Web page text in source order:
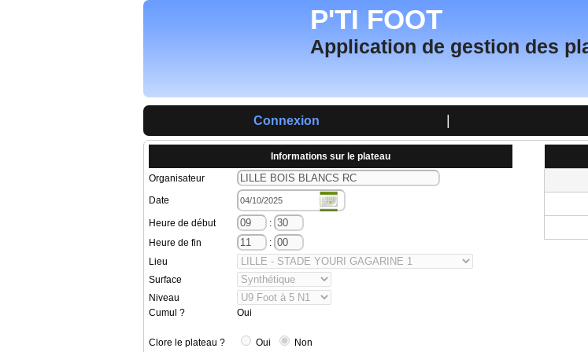
P'TI FOOT
Application de gestion des
Connexion
Informations sur le plateau
Organisateur
Date
Heure de début
:
Heure de fin
:
Lieu
Surface
Niveau
Cumul ?
Oui
Clore le plateau ? Oui Non